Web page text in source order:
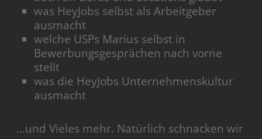
was HeyJobs selbst als Arbeitgeber
ausmacht
welche USPs Marius selbst in
Bewerbungsgesprächen nach vorne
stellt
was die HeyJobs Unternehmenskultur
ausmacht
…und Vieles mehr. Natürlich schnacken wir